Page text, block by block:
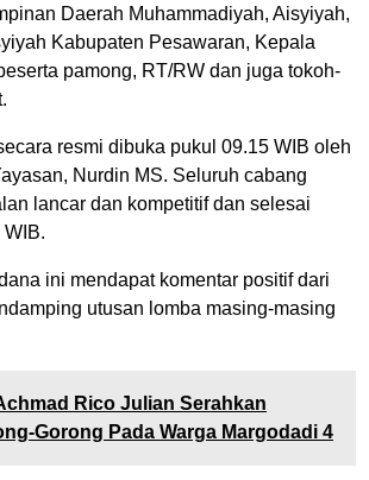
Daerah Muhammadiyah, Aisyiyah,
Kabupaten Pesawaran, Kepala
pamong, RT/RW dan juga tokoh-
resmi dibuka pukul 09.15 WIB oleh
Nurdin MS. Seluruh cabang
lancar dan kompetitif dan selesai
ini mendapat komentar positif dari
utusan lomba masing-masing
Rico Julian Serahkan
Gorong Pada Warga Margodadi 4